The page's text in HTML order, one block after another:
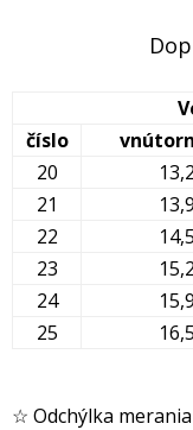
číslo
20
21
22
23
24
25
☆ Odchýlka